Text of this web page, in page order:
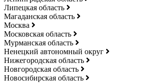
Липецкая область
Магаданская область
Москва
Московская область
Мурманская область
Ненецкий автономный округ
Нижегородская область
Новгородская область
Новосибирская область